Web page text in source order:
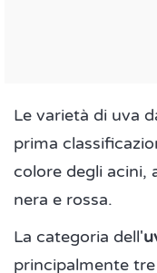
Le varietà di uva
prima
colore degli acini,
nera e rossa.
La categoria dell'
principalmente